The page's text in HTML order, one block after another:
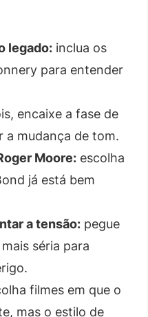
legado: inclua os
para entender
encaixe a fase de
a mudança de tom.
Moore: escolha
já está bem
a tensão: pegue
séria para
filmes em que o
mas o estilo de